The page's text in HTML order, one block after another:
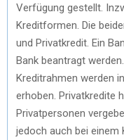
Verfügung gestellt.
Kreditformen. Die
und Privatkredit. Ein
Bank beantragt
Kreditrahmen werden
erhoben. Privatkredite
Privatpersonen
jedoch auch bei einem